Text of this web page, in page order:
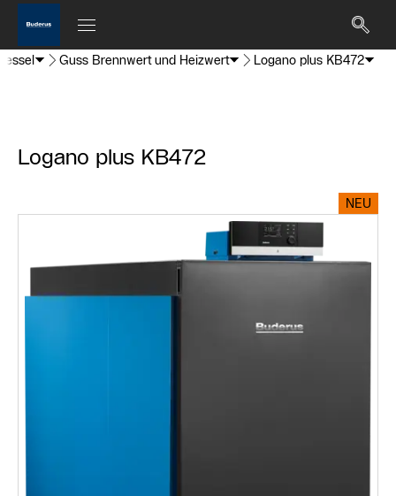
Guss Brennwert und Heizwert Logano plus KB472
Logano plus KB472
NEU